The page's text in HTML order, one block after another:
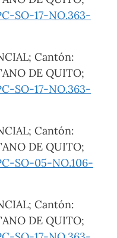
SO-17-NO.363-
Cantón:
DE QUITO;
SO-17-NO.363-
Cantón:
DE QUITO;
SO-05-NO.106-
Cantón:
DE QUITO;